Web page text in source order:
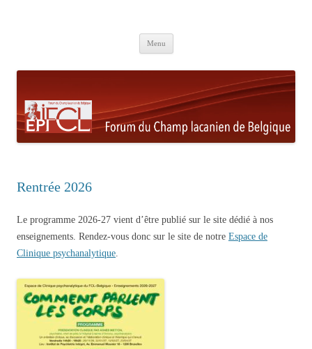
Menu
Rentrée 2026
Le programme 2026-27 vient d’être publié sur le site dédié à nos
enseignements. Rendez-vous donc sur le site de notre Espace de
Clinique psychanalytique.